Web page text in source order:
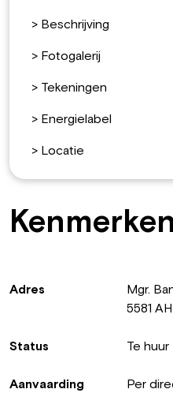
> Beschrijving
> Fotogalerij
> Tekeningen
> Energielabel
> Locatie
Kenmerken
Adres
Mgr.
5581
Status Te huur
Aanvaarding Per